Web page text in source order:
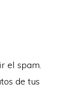
el spam.
de tus